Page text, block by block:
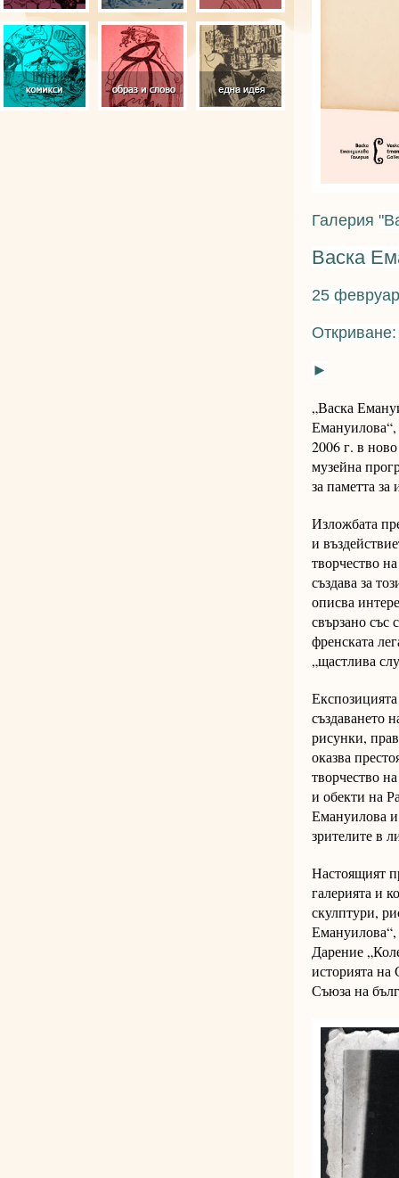
Галерия
Васка
25
►
„Васка
Емануилова“,
2006 г. в
музейна
за паметта за
Изложбата
и
творчество
създава за
описва
свързано със
френската
„щастлива
създаването
рисунки,
оказва
творчество
и обекти на
Емануилова и
зрителите в
Настоящият
галерията и
скулптури,
Емануилова“,
Дарение
историята на
Съюза на